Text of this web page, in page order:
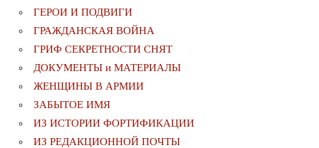
ГЕРОИ И ПОДВИГИ
ГРАЖДАНСКАЯ ВОЙНА
ГРИФ СЕКРЕТНОСТИ СНЯТ
ДОКУМЕНТЫ и МАТЕРИАЛЫ
ЖЕНЩИНЫ В АРМИИ
ЗАБЫТОЕ ИМЯ
ИЗ ИСТОРИИ ФОРТИФИКАЦИИ
ИЗ РЕДАКЦИОННОЙ ПОЧТЫ